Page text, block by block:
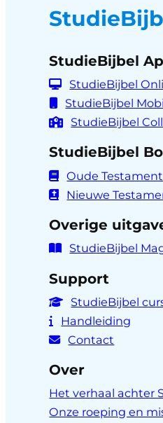
StudieBijbel
StudieBijbel
StudieBijbel
StudieBijbel
StudieBijbel
Oude Testament
Nieuwe
Overige
StudieBijbel
Support
StudieBijbel
Handleiding
Contact
Over
Het verhaal achter
Onze roeping en